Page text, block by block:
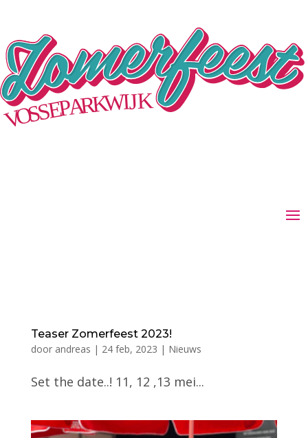
Teaser Zomerfeest 2023!
door andreas | 24 feb, 2023 | Nieuws
Set the date..! 11, 12 ,13 mei...